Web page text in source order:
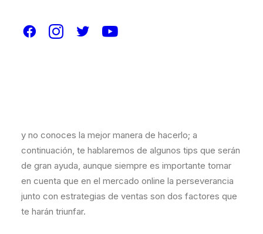
y no conoces la mejor manera de hacerlo; a
continuación, te hablaremos de algunos tips que serán
de gran ayuda, aunque siempre es importante tomar
en cuenta que en el mercado online la perseverancia
junto con estrategias de ventas son dos factores que
te harán triunfar.